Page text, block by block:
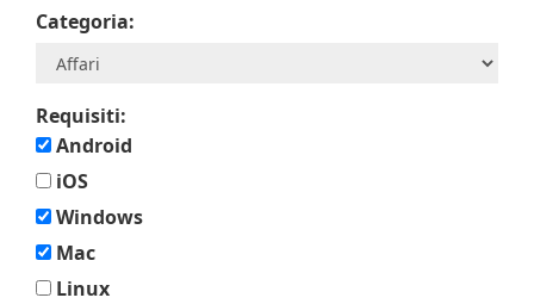
Categoria:
Requisiti:
Android
iOS
Windows
Mac
Linux